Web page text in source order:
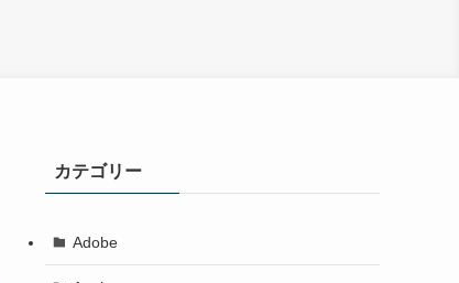
カテゴリー
Adobe